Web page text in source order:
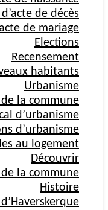
de décès
de mariage
Elections
Recensement
habitants
Urbanisme
de la commune
d’urbanisme
d’urbanisme
au logement
Découvrir
la commune
Histoire